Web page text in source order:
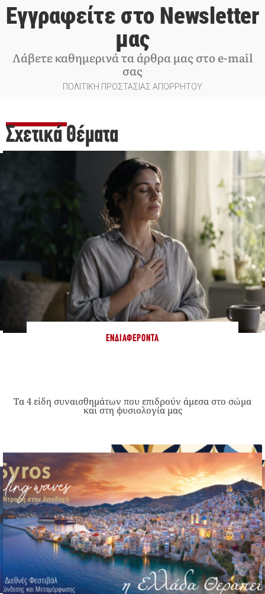
Εγγραφείτε στο Newsletter
μας
Λάβετε καθημερινά τα άρθρα μας στο e-mail
σας
ΠΟΛΙΤΙΚΗ ΠΡΟΣΤΑΣΙΑΣ ΑΠΟΡΡΗΤΟΥ
Σχετικά Θέματα
ΕΝΔΙΑΦΈΡΟΝΤΑ
Τα 4 είδη συναισθημάτων που επιδρούν άμεσα στο σώμα
και στη φυσιολογία μας